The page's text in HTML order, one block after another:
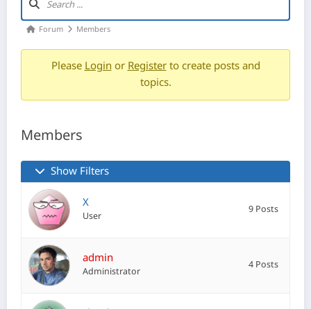
Forum Members
PleaseLoginorRegisterto create posts and
topics.
Members
Show Filters
X
User
9 Posts
admin
Administrator
4 Posts